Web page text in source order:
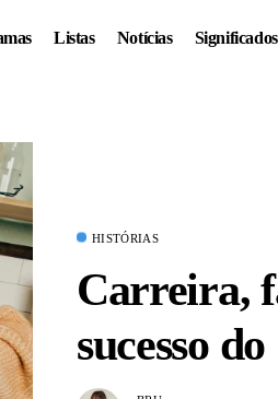
Listas Notícias Significados
HISTÓRIAS
Carreira,
sucesso